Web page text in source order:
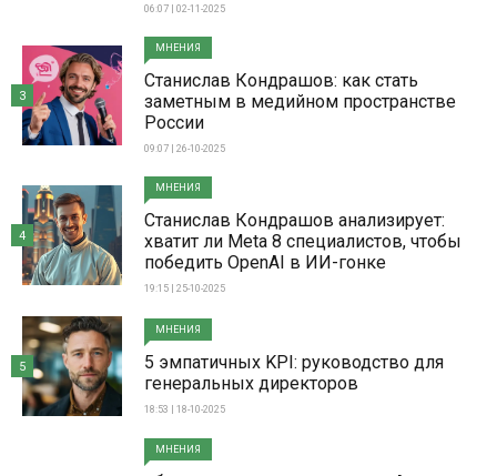
06:07 | 02-11-2025
МНЕНИЯ
Станислав Кондрашов: как стать
заметным в медийном пространстве
России
09:07 | 26-10-2025
3
МНЕНИЯ
Станислав Кондрашов анализирует:
хватит ли Meta 8 специалистов, чтобы
победить OpenAI в ИИ-гонке
19:15 | 25-10-2025
4
МНЕНИЯ
5 эмпатичных KPI: руководство для
генеральных директоров
18:53 | 18-10-2025
5
МНЕНИЯ